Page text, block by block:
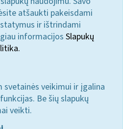
atšaukti pakeisdami
ir ištrindami
informacijos Slapukų
svetainės veikimui ir įgalina
Be šių slapukų
veikti.